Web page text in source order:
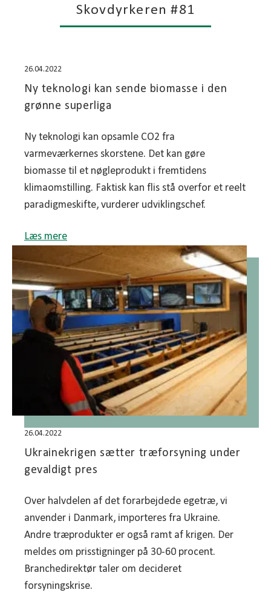
Skovdyrkeren #81
26.04.2022
Ny teknologi kan sende biomasse i den
grønne superliga
Ny teknologi kan opsamle CO2 fra
varmeværkernes skorstene. Det kan gøre
biomasse til et nøgleprodukt i fremtidens
klimaomstilling. Faktisk kan flis stå overfor et reelt
paradigmeskifte, vurderer udviklingschef.
Læs mere
26.04.2022
Ukrainekrigen sætter træforsyning under
gevaldigt pres
Over halvdelen af det forarbejdede egetræ, vi
anvender i Danmark, importeres fra Ukraine.
Andre træprodukter er også ramt af krigen. Der
meldes om prisstigninger på 30-60 procent.
Branchedirektør taler om decideret
forsyningskrise.